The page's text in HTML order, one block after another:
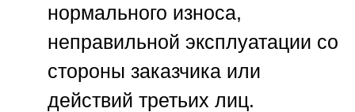
нормального износа,
неправильной эксплуатации со
стороны заказчика или
действий третьих лиц.